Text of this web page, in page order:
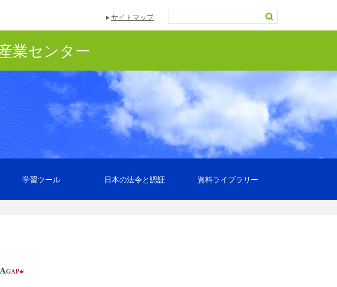
サイトマップ
業センター
学習ツール 日本の法令と認証 資料ライブラリー